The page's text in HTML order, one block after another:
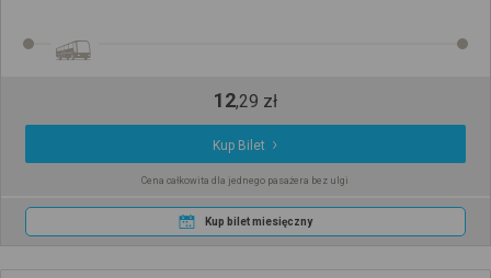
12,29 zł
Kup Bilet
Cena całkowita dla jednego pasażera bez ulgi
Kup bilet miesięczny